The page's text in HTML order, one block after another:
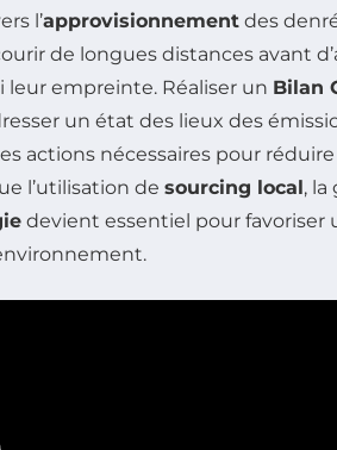
l’approvisionnement des
de longues distances avant
leur empreinte. Réaliser un Bilan
un état des lieux des
actions nécessaires pour
l’utilisation de sourcing local, la
devient essentiel pour favoriser